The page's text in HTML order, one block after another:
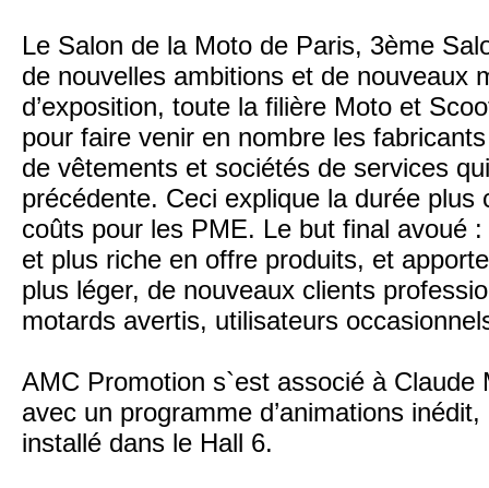
Le Salon de la Moto de Paris, 3ème
de nouvelles ambitions et de nouveaux
d’exposition, toute la filière Moto et
pour faire venir en nombre les
de vêtements et sociétés de services
précédente. Ceci explique la durée
coûts pour les PME. Le but final avoué
et plus riche en offre produits, et
plus léger, de nouveaux clients
motards avertis, utilisateurs
AMC Promotion s`est associé à
avec un programme d’animations
installé dans le Hall 6.